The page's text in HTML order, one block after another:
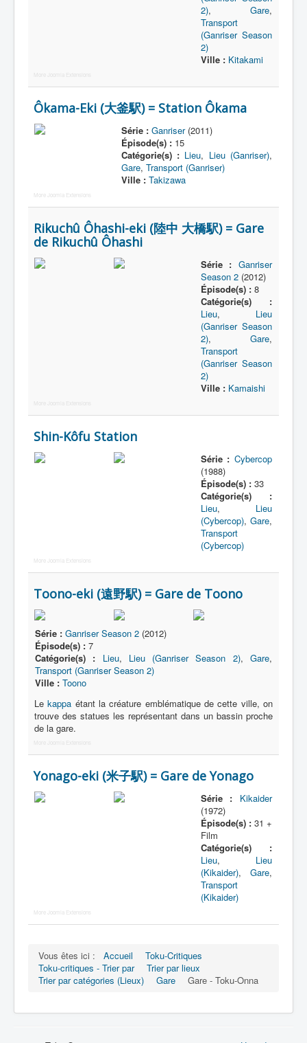
2), Gare,
Transport
(Ganriser Season
2)
Ville : Kitakami
More Joomla Extensions
Ôkama-Eki (大釜駅) = Station Ôkama
Série : Ganriser(2011)
Épisode(s) :15
Catégorie(s) : Lieu, Lieu (Ganriser),
Gare, Transport (Ganriser)
Ville : Takizawa
More Joomla Extensions
Rikuchû Ôhashi-eki (陸中 大橋駅) = Gare
de Rikuchû Ôhashi
Série : Ganriser
Season 2(2012)
Épisode(s) :8
Catégorie(s) :
Lieu, Lieu
(Ganriser Season
2), Gare,
Transport
(Ganriser Season
2)
Ville : Kamaishi
More Joomla Extensions
Shin-Kôfu Station
Série : Cybercop
(1988)
Épisode(s) :33
Catégorie(s) :
Lieu, Lieu
(Cybercop), Gare,
Transport
(Cybercop)
More Joomla Extensions
Toono-eki (遠野駅) = Gare de Toono
Série : Ganriser Season 2 (2012)
Épisode(s) : 7
Catégorie(s) :
Lieu, Lieu (Ganriser Season 2),Gare,
Transport (Ganriser Season 2)
Ville : Toono
Lekappa étant la créature emblématique de cette ville, on
trouve des statues les représentant dans un bassin proche
de la gare.
More Joomla Extensions
Yonago-eki (米子駅) = Gare de Yonago
Série :
Kikaider
(1972)
Épisode(s) :31 +
Film
Catégorie(s) :
Lieu, Lieu
(Kikaider), Gare,
Transport
(Kikaider)
More Joomla Extensions
Vous êtes ici : Accueil
Toku-Critiques
Toku-critiques - Trier par
Trier par lieux
Trier par catégories (Lieux)
Gare Gare - Toku-Onna